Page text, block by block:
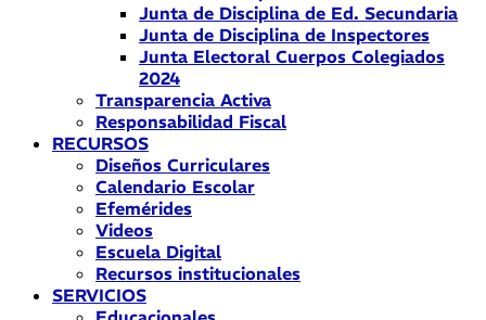
Junta de Disciplina de Ed. Secundaria
Junta de Disciplina de Inspectores
Junta Electoral Cuerpos Colegiados
2024
Transparencia Activa
Responsabilidad Fiscal
RECURSOS
Diseños Curriculares
Calendario Escolar
Efemérides
Videos
Escuela Digital
Recursos institucionales
SERVICIOS